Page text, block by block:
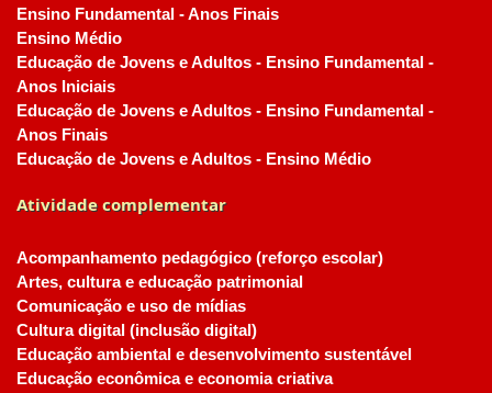
Ensino Fundamental - Anos Finais
Ensino Médio
Educação de Jovens e Adultos - Ensino Fundamental -
Anos Iniciais
Educação de Jovens e Adultos - Ensino Fundamental -
Anos Finais
Educação de Jovens e Adultos - Ensino Médio
Atividade complementar
Acompanhamento pedagógico (reforço escolar)
Artes, cultura e educação patrimonial
Comunicação e uso de mídias
Cultura digital (inclusão digital)
Educação ambiental e desenvolvimento sustentável
Educação econômica e economia criativa